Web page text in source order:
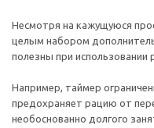
Несмотря на кажущуюся
целым набором
полезны при использовании
Например, таймер
предохраняет рацию от
необоснованно долгого